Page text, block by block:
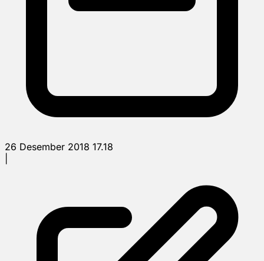
26 Desember 2018 17.18